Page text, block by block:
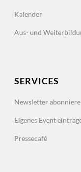
Kalender
Aus- und
SERVICES
Newsletter
Eigenes Event
Pressecafé